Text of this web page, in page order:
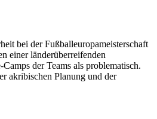
bei der Fußballeuropameisterschaft
einer länderüberreifenden
der Teams als problematisch.
akribischen Planung und der